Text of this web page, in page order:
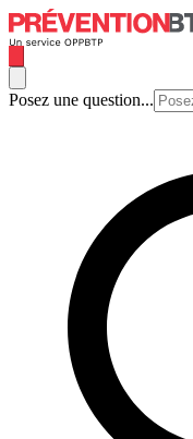
Posez une question...